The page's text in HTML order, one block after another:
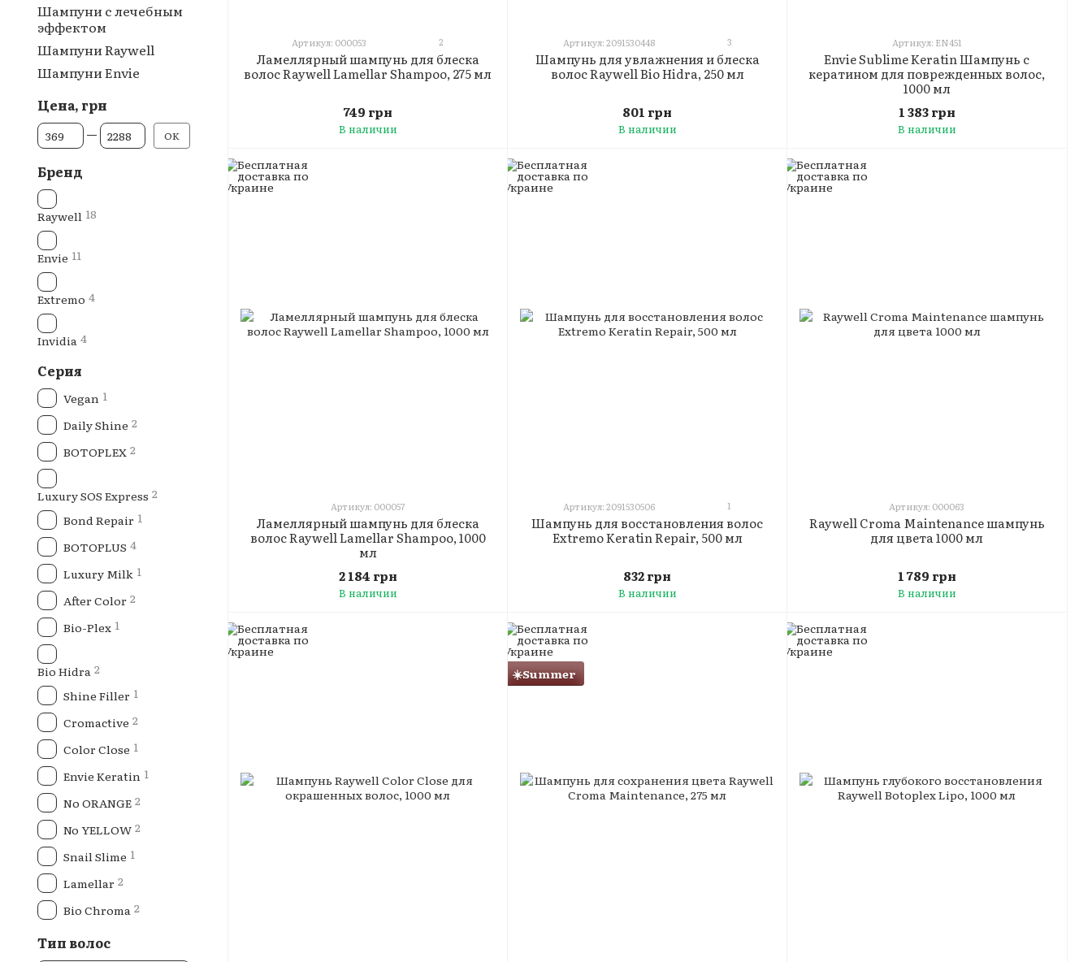
Артикул: 000053 2
Ламеллярный шампунь для блеска
волос Raywell Lamellar Shampoo, 275 мл
749 грн
В наличии
Артикул: 2091530448 3
Шампунь для увлажнения и блеска
волос Raywell Bio Hidra, 250 мл
801 грн
В наличии
Артикул: EN451
Envie Sublime Keratin Шампунь с
кератином для поврежденных волос,
1000 мл
1 383 грн
В наличии
Артикул: 000057
Ламеллярный шампунь для блеска
волос Raywell Lamellar Shampoo, 1000
мл
2 184 грн
В наличии
Артикул: 2091530506 1
Шампунь для восстановления волос
Extremo Keratin Repair, 500 мл
832 грн
В наличии
Артикул: 000063
Raywell Croma Maintenance шампунь
для цвета 1000 мл
1 789 грн
В наличии
☀️Summer
Шампуни с лечебным
эффектом
Шампуни Raywell
Шампуни Envie
Цена, грн
От Цена, грн
До Цена, грн OK
Бренд
Raywell 18
Envie 11
Extremo 4
Invidia 4
Серия
Vegan 1
Daily Shine 2
BOTOPLEX 2
Luxury SOS Express 2
Bond Repair 1
BOTOPLUS 4
Luxury Milk 1
After Color 2
Bio-Plex 1
Bio Hidra 2
Shine Filler 1
Cromactive 2
Color Close 1
Envie Keratin 1
Nо ORANGE 2
No YELLOW 2
Snail Slime 1
Lamellar 2
Bio Chroma 2
Тип волос